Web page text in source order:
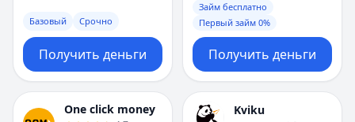
Базовый Срочно
Получить деньги
Займ бесплатно
Первый займ 0%
Получить деньги
One click money Kviku